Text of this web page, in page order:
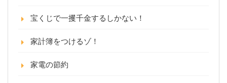
宝くじで一攫千金するしかない！
家計簿をつけるゾ！
家電の節約